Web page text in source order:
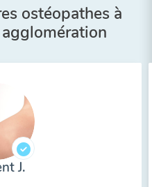
ostéopathes à
J.